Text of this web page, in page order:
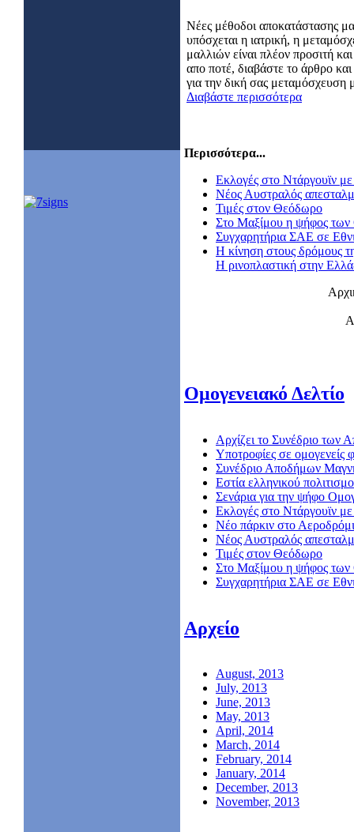
Νέες μέθοδοι αποκατάστασης
υπόσχεται η ιατρική, η
μαλλιών είναι πλέον προσιτή
απο ποτέ, διαβάστε το άρθρο
για την δική σας μεταμόσχευση
Διαβάστε περισσότερα
Περισσότερα...
Εκλογές στο Ντάργουϊν με
Nέος Αυστραλός
Τιμές στον Θεόδωρο
Στο Μαξίμου η ψήφος
Συγχαρητήρια ΣΑΕ σε
Η κίνηση στους δρόμους
Η ρινοπλαστική στην
Ομογενειακό Δελτίο
Αρχίζει το Συνέδριο
Υποτροφίες σε ομογενείς
Συνέδριο Αποδήμων
Εστία ελληνικού
Σενάρια για την ψήφο
Εκλογές στο Ντάργουϊν με
Νέο πάρκιν στο
Nέος Αυστραλός
Τιμές στον Θεόδωρο
Στο Μαξίμου η ψήφος
Συγχαρητήρια ΣΑΕ σε
Αρχείο
August, 2013
July, 2013
June, 2013
May, 2013
April, 2014
March, 2014
February, 2014
January, 2014
December, 2013
November, 2013